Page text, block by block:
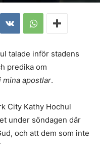
talade inför stadens
predika om
mina apostlar.
City Kathy Hochul
under söndagen där
och att dem som inte